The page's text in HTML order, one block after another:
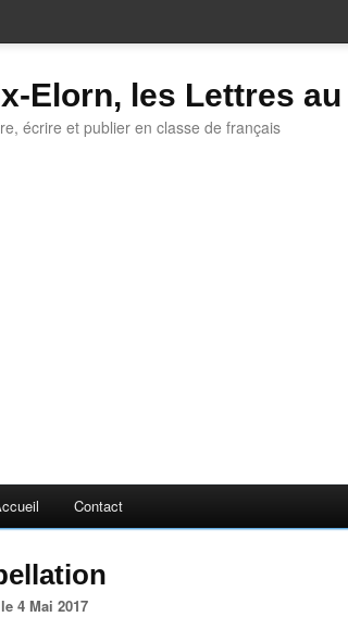
Elorn, les Lettres
écrire et publier en classe de français
Contact
le 4 Mai 2017